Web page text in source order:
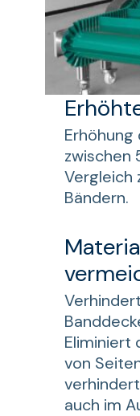
zwischen
Vergleich
Bändern.
Eliminiert
von
auch im